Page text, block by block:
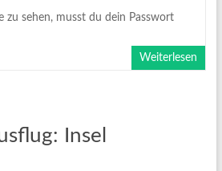
zu sehen, musst du dein Passwort
Weiterlesen
Insel